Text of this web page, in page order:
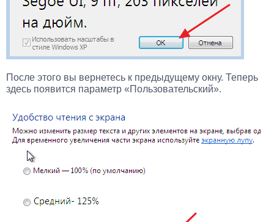
После этого вы вернетесь к предыдущему окну. Теперь
здесь появится параметр «Пользовательский».